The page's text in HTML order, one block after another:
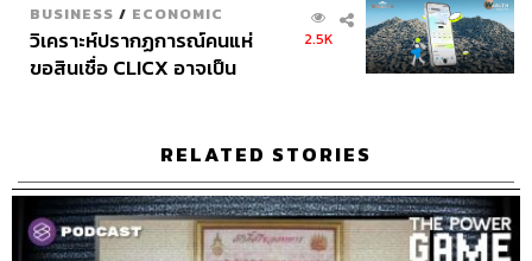
TAGS: THE POWER GAME สรกล อดุลยานนท์
Podcast
The Standard Podcast
การเมือง
BUSINESS / ECONOMIC
วิเคราะห์ปรากฏการณ์คนแห่
ขอสินเชื่อ CLICX อาจเป็น
2.5K
RELATED STORIES